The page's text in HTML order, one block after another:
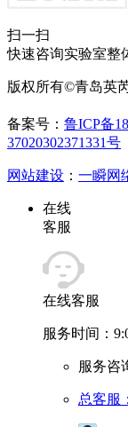
扫一扫
快速咨询实验室整
版权所有©青岛英
备案号： 鲁ICP备
37020302371331号
网站建设 ： 一瞬网
在线
客服
在线客服
服务时间：
服务咨
总客